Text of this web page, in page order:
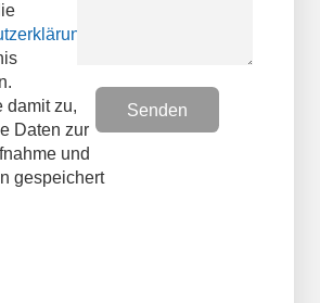
damit zu,
Daten zur
und
gespeichert